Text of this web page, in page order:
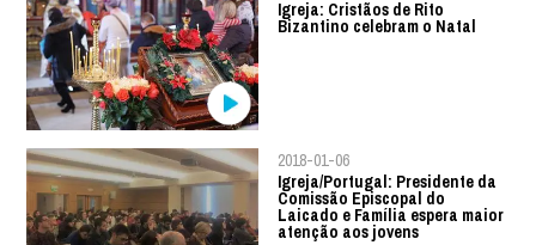
Igreja: Cristãos de Rito
Bizantino celebram o Natal
2018-01-06
Igreja/Portugal: Presidente da
Comissão Episcopal do
Laicado e Família espera maior
atenção aos jovens